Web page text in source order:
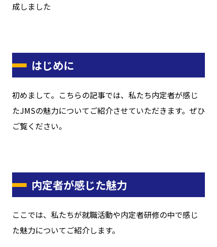
成しました
はじめに
初めまして。こちらの記事では、私たち内定者が感じ
たJMSの魅力についてご紹介させていただきます。ぜひ
ご覧ください。
内定者が感じた魅力
ここでは、私たちが就職活動や内定者研修の中で感じ
た魅力についてご紹介します。